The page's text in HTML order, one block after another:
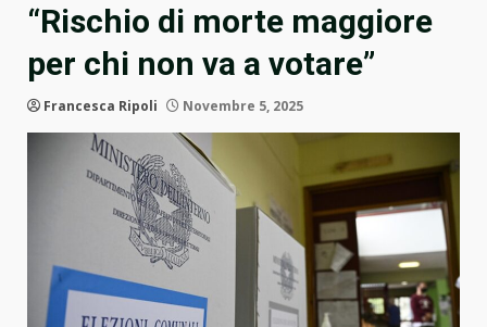
“Rischio di morte maggiore
per chi non va a votare”
Francesca Ripoli Novembre 5, 2025